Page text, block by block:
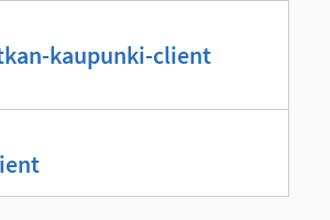
kaupunki-client